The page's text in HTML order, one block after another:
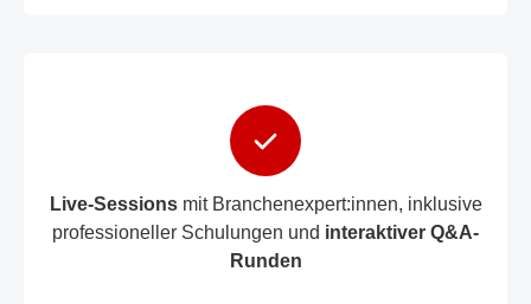
Live-Sessionsmit Branchenexpert:innen, inklusive
professioneller Schulungen und interaktiver Q&A-
Runden